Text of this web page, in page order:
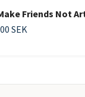
Friends Not
SEK